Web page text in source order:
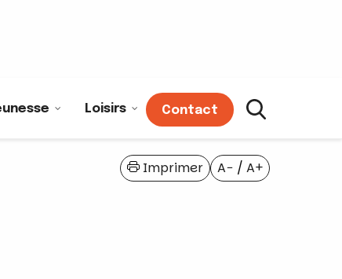
Loisirs Contact
A− / A+
Imprimer